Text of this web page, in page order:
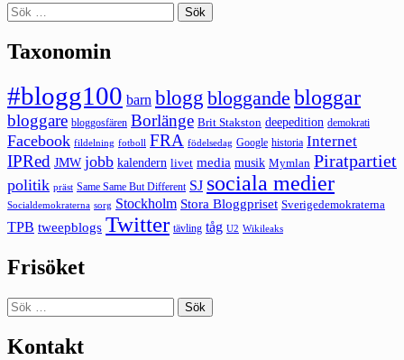
Sök
efter:
Taxonomin
#blogg100 barn blogg bloggande bloggar
bloggare bloggosfären Borlänge Brit Stakston deepedition demokrati
Facebook fildelning fotboll FRA födelsedag Google historia Internet
IPRed JMW jobb kalendern livet media musik Mymlan Piratpartiet
politik präst Same Same But Different SJ sociala medier
Socialdemokraterna sorg Stockholm Stora Bloggpriset Sverigedemokraterna
TPB tweepblogs Twitter tävling tåg U2 Wikileaks
Frisöket
Sök
efter:
Kontakt